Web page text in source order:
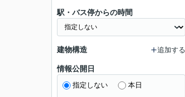
駅・バス停からの時間
建物構造 追加する
情報公開日
指定しない 本日